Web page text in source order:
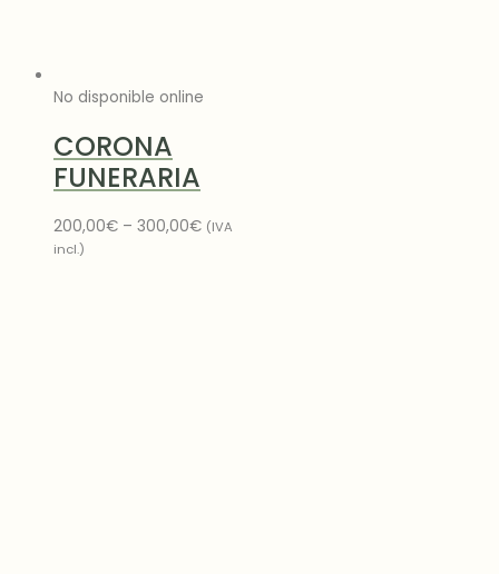
No disponible online
CORONA
FUNERARIA
200,00€ – 300,00€ (IVA
incl.)